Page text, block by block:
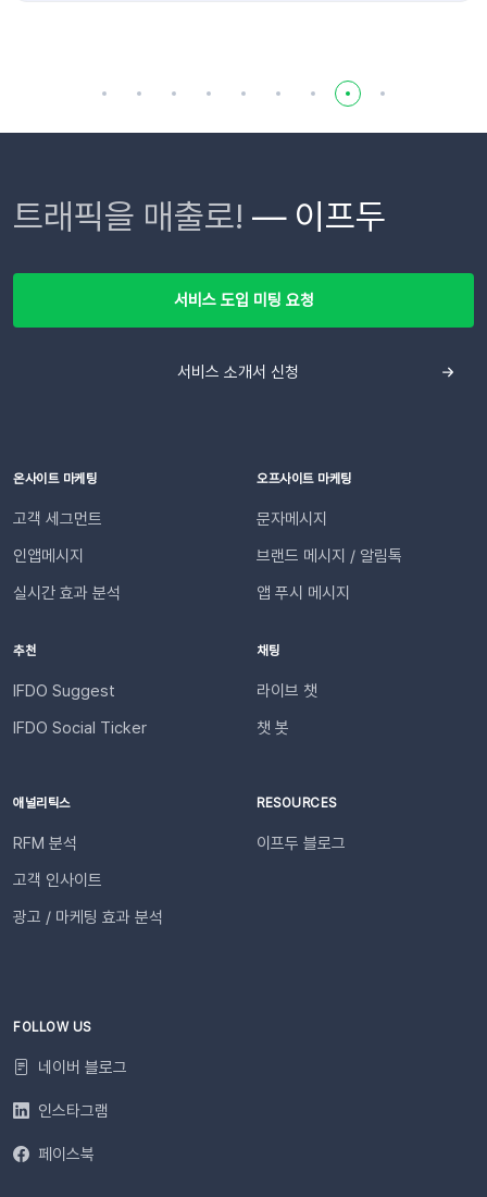
트래픽을 매출로! — 이프두
서비스 도입 미팅 요청
서비스 소개서 신청
온사이트 마케팅
고객 세그먼트
인앱메시지
실시간 효과 분석
추천
IFDO Suggest
IFDO Social Ticker
오프사이트 마케팅
문자메시지
브랜드 메시지 / 알림톡
앱 푸시 메시지
채팅
라이브 챗
챗 봇
애널리틱스
RFM 분석
고객 인사이트
광고 / 마케팅 효과 분석
RESOURCES
이프두 블로그
FOLLOW US
네이버 블로그
인스타그램
페이스북